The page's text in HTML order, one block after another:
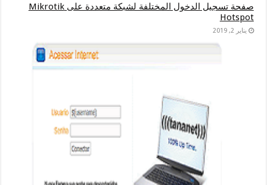
صفحة تسجيل الدخول المختلفة لشبكة متعددة على Mikrotik
Hotspot
يناير 2, 2019